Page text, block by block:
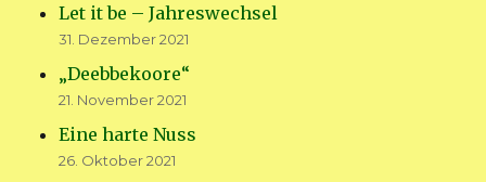
Let it be – Jahreswechsel
31. Dezember 2021
„Deebbekoore“
21. November 2021
Eine harte Nuss
26. Oktober 2021